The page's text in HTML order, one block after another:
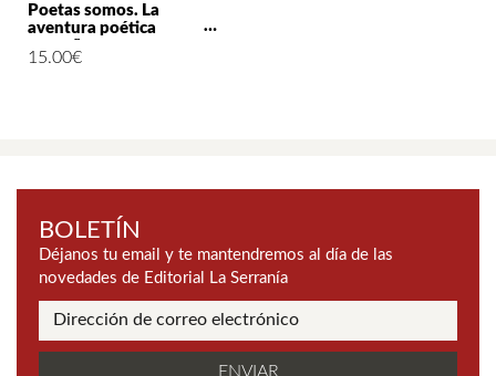
Poetas somos. La
aventura poética
cueveña
15.00€
BOLETÍN
Déjanos tu email y te mantendremos al día de las
novedades de Editorial La Serranía